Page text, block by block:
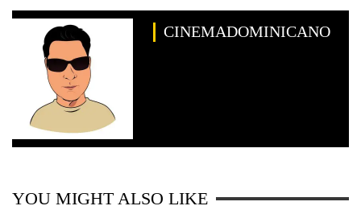
CINEMADOMINICANO
YOU MIGHT ALSO LIKE